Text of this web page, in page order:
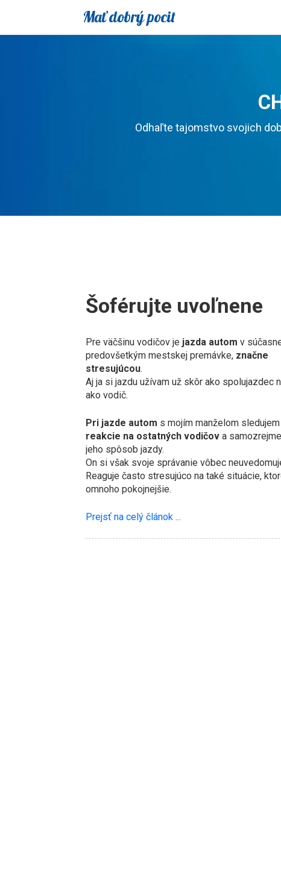
Odhaľte tajomstvo svojich
Mať dobrý pocit
Šoférujte uvoľnene
Pre väčšinu vodičov je jazda autom v
predovšetkým mestskej premávke, značne
stresujúcou.
Aj ja si jazdu užívam už skôr ako spolujazdec
ako vodič.
Pri jazde autom s mojím manželom sledujem
reakcie na ostatných vodičov a
jeho spôsob jazdy.
On si však svoje správanie vôbec
Reaguje často stresujúco na také situácie,
omnoho pokojnejšie.
Prejsť na celý článok ...